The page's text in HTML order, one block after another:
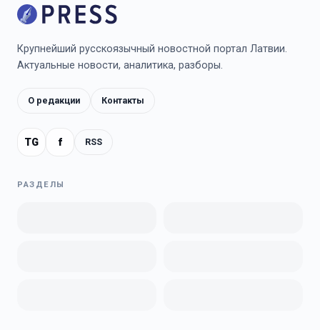
Крупнейший русскоязычный новостной портал Латвии.
Актуальные новости, аналитика, разборы.
О редакции Контакты
TG f RSS
РАЗДЕЛЫ